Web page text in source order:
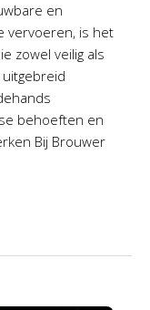
en
vervoeren, is het
zowel veilig als
behoeften en
Bij Brouwer